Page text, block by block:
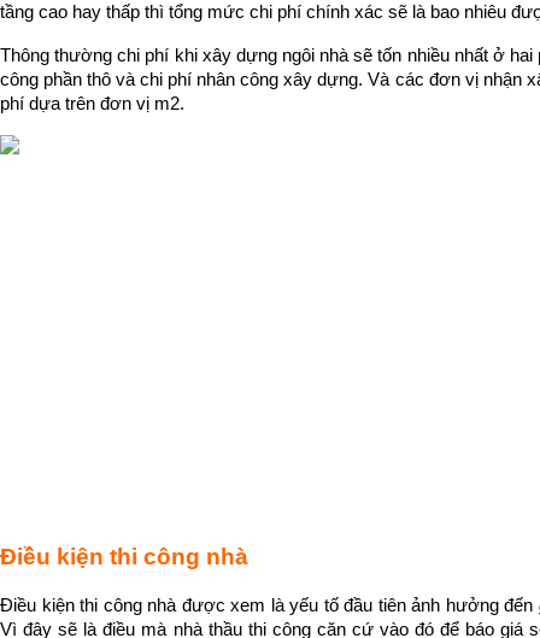
tầng cao hay thấp thì tổng mức chi phí chính xác sẽ là bao nhiêu
Thông thường chi phí khi xây dựng ngôi nhà sẽ tốn nhiều nhất ở hai
công phần thô và chi phí nhân công xây dựng. Và các đơn vị nhận
phí dựa trên đơn vị m2.
Điều kiện thi công nhà
Điều kiện thi công nhà được xem là yếu tố đầu tiên ảnh hưởng đến
Vì đây sẽ là điều mà nhà thầu thi công căn cứ vào đó để báo giá